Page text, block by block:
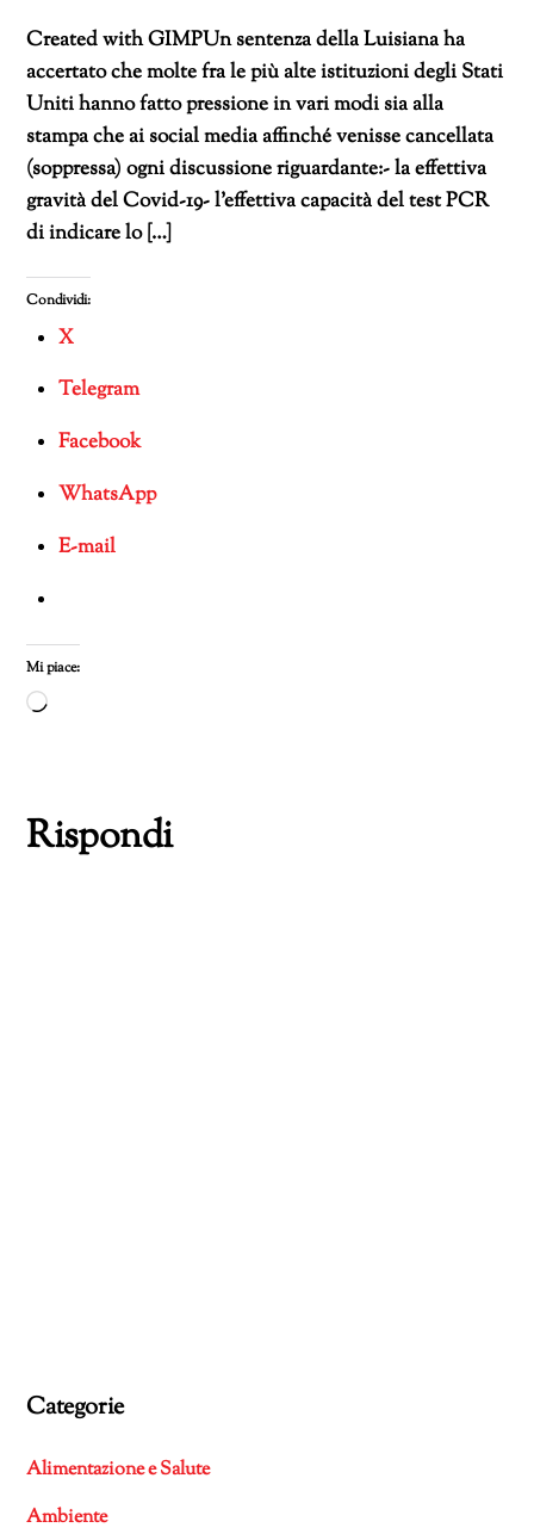
Created with GIMPUn sentenza della Luisiana ha
accertato che molte fra le più alte istituzioni degli Stati
Uniti hanno fatto pressione in vari modi sia alla
stampa che ai social media affinché venisse cancellata
(soppressa) ogni discussione riguardante:- la effettiva
gravità del Covid-19- l’effettiva capacità del test PCR
di indicare lo […]
Condividi:
X
Telegram
Facebook
WhatsApp
E-mail
Mi piace:
Caricamento
Rispondi
Categorie
Alimentazione e Salute
Ambiente